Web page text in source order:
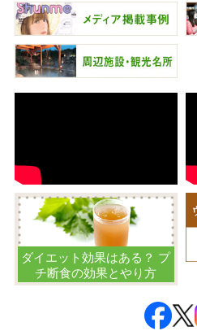
ダイエット効果はある？ プ
チ断食の効果とやり方